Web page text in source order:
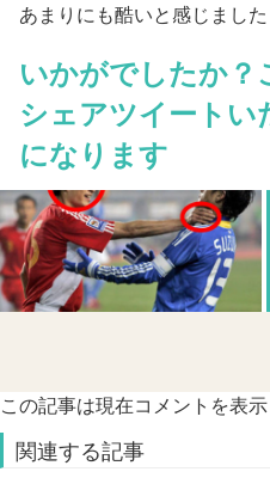
あまりにも酷いと感じました
いかがでしたか
シェアツイートい
になります
この記事は現在コメントを表示
関連する記事